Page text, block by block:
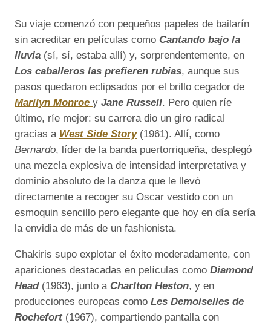
Su viaje comenzó con pequeños papeles de bailarín
sin acreditar en películas como Cantando bajo la
lluvia (sí, sí, estaba allí) y, sorprendentemente, en
Los caballeros las prefieren rubias, aunque sus
pasos quedaron eclipsados por el brillo cegador de
Marilyn Monroe y Jane Russell. Pero quien ríe
último, ríe mejor: su carrera dio un giro radical
gracias a West Side Story(1961). Allí, como
Bernardo, líder de la banda puertorriqueña, desplegó
una mezcla explosiva de intensidad interpretativa y
dominio absoluto de la danza que le llevó
directamente a recoger su Oscar vestido con un
esmoquin sencillo pero elegante que hoy en día sería
la envidia de más de un fashionista.
Chakiris supo explotar el éxito moderadamente, con
apariciones destacadas en películas como Diamond
Head(1963), junto a Charlton Heston, y en
producciones europeas como Les Demoiselles de
Rochefort(1967), compartiendo pantalla con